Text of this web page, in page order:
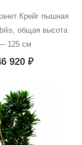
Крейг пышная
общая высота
125 см
920 ₽